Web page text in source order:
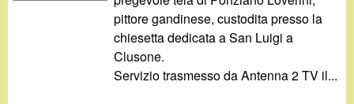
g
i
c
e
pittore gandinese, custodita presso la
chiesetta dedicata a San Luigi a
Clusone.
Servizio trasmesso da Antenna 2 TV il...